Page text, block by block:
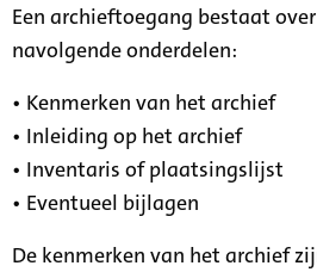
Een archieftoegang bestaat
navolgende onderdelen:
• Kenmerken van het archief
• Inleiding op het archief
• Inventaris of plaatsingslijst
• Eventueel bijlagen
De kenmerken van het archief